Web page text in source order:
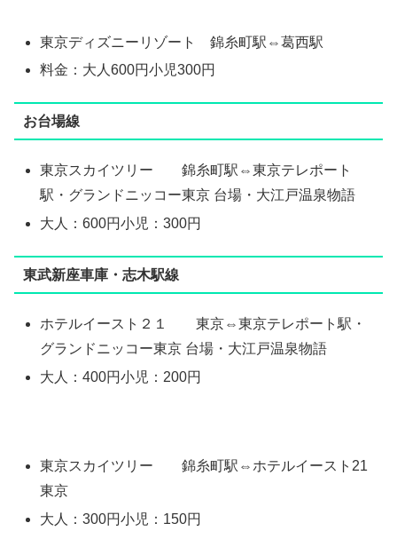
東京ディズニーリゾート 錦糸町駅⇔葛西駅
料金：大人600円小児300円
お台場線
東京スカイツリー 錦糸町駅⇔東京テレポート
駅・グランドニッコー東京 台場・大江戸温泉物語
大人：600円小児：300円
東武新座車庫・志木駅線
ホテルイースト２１ 東京⇔東京テレポート駅・
グランドニッコー東京 台場・大江戸温泉物語
大人：400円小児：200円
東京スカイツリー 錦糸町駅⇔ホテルイースト21
東京
大人：300円小児：150円